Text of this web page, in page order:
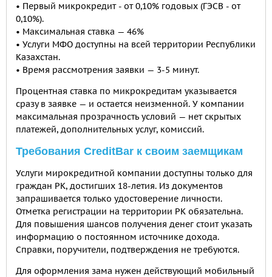
• Первый микрокредит - от 0,10% годовых (ГЭСВ - от
0,10%).
• Максимальная ставка — 46%
• Услуги МФО доступны на всей территории Республики
Казахстан.
• Время рассмотрения заявки — 3-5 минут.
Процентная ставка по микрокредитам указывается
сразу в заявке — и остается неизменной. У компании
максимальная прозрачность условий — нет скрытых
платежей, дополнительных услуг, комиссий.
Требования СreditBar к своим заемщикам
Услуги мирокредитной компании доступны только для
граждан РК, достигших 18-летия. Из документов
запрашивается только удостоверение личности.
Отметка регистрации на территории РК обязательна.
Для повышения шансов получения денег стоит указать
информацию о постоянном источнике дохода.
Справки, поручители, подтверждения не требуются.
Для оформления зама нужен действующий мобильный